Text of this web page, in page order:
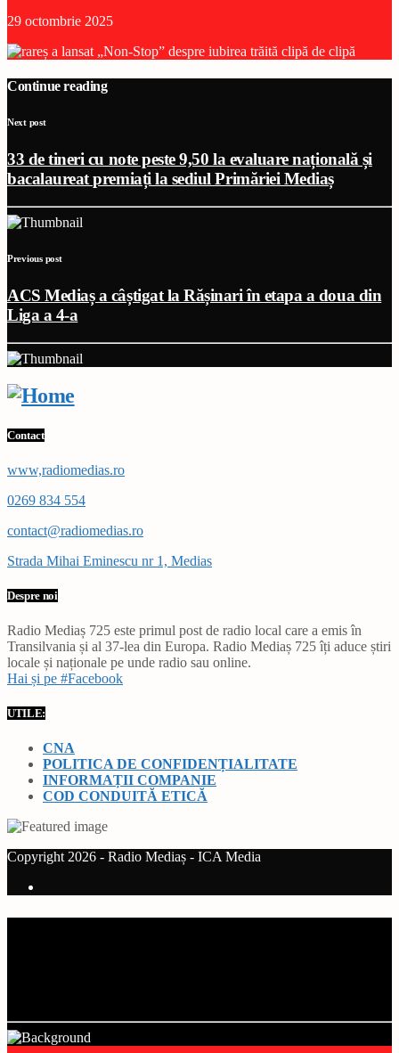
29 octombrie 2025
Continue reading
Next post
33 de tineri cu note peste 9,50 la evaluare națională și
bacalaureat premiați la sediul Primăriei Mediaș
Previous post
ACS Mediaș a câștigat la Rășinari în etapa a doua din
Liga a 4-a
Contact
www,radiomedias.ro
0269 834 554
contact@radiomedias.ro
Strada Mihai Eminescu nr 1, Medias
Despre noi
Radio Mediaș 725 este primul post de radio local care a emis în
Transilvania și al 37-lea din Europa. Radio Mediaș 725 îți aduce știri
locale și naționale pe unde radio sau online.
Hai și pe #Facebook
UTILE:
CNA
POLITICA DE CONFIDENȚIALITATE
INFORMAȚII COMPANIE
COD CONDUITĂ ETICĂ
Copyright 2026 - Radio Mediaș - ICA Media